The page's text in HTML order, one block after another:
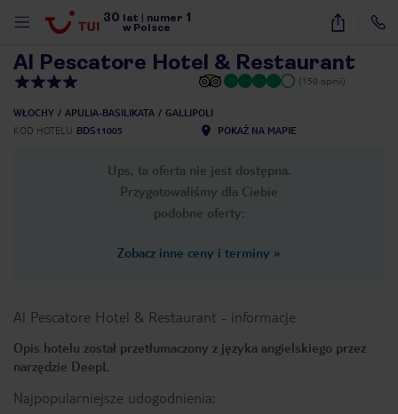
30 lat numer 1
w Polsce
24
Al Pescatore Hotel & Restaurant
(150 opinii)
WŁOCHY APULIA-BASILIKATA
GALLIPOLI
KOD HOTELU BDS11005 POKAŻ NA MAPIE
Ups, ta oferta nie jest dostępna.
Przygotowaliśmy dla Ciebie
podobne oferty:
Zobacz inne ceny i terminy »
Al Pescatore Hotel & Restaurant - informacje
Opis hotelu został przetłumaczony z języka angielskiego przez
narzędzie DeepL
Najpopularniejsze udogodnienia: